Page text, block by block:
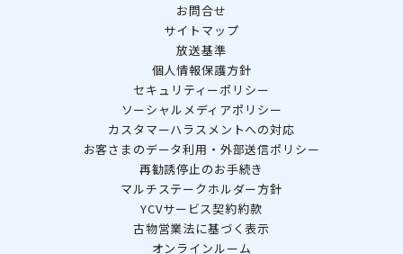
お問合せ
サイトマップ
放送基準
個人情報保護方針
セキュリティーポリシー
ソーシャルメディアポリシー
カスタマーハラスメントへの対応
お客さまのデータ利用・外部送信ポリシー
再勧誘停止のお手続き
マルチステークホルダー方針
YCVサービス契約約款
古物営業法に基づく表示
オンラインルーム